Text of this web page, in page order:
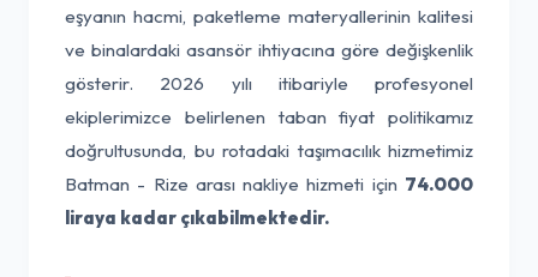
eşyanın hacmi, paketleme materyallerinin kalitesi
ve binalardaki asansör ihtiyacına göre değişkenlik
gösterir. 2026 yılı itibariyle profesyonel
ekiplerimizce belirlenen taban fiyat politikamız
doğrultusunda, bu rotadaki taşımacılık hizmetimiz
Batman - Rize arası nakliye hizmeti için 74.000
liraya kadar çıkabilmektedir.